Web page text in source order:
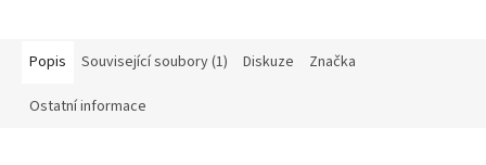
Popis Související soubory (1) Diskuze Značka
Ostatní informace